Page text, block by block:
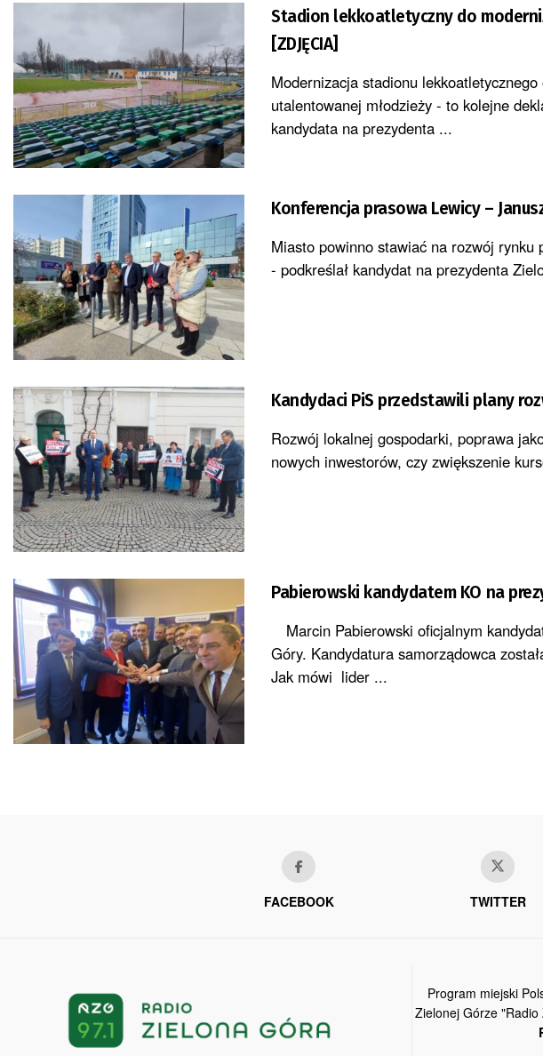
Stadion lekkoatletyczny do
[ZDJĘCIA]
Modernizacja stadionu
utalentowanej młodzieży - to kolejne
kandydata na prezydenta ...
Konferencja prasowa Lewicy –
Miasto powinno stawiać na rozwój rynku
- podkreślał kandydat na prezydenta
Kandydaci PiS przedstawili plany
Rozwój lokalnej gospodarki, poprawa
nowych inwestorów, czy zwiększenie
Pabierowski kandydatem KO na
Marcin Pabierowski oficjalnym
Góry. Kandydatura samorządowca
Jak mówi lider ...
FACEBOOK TWITTER
Program miejski
Zielonej Górze